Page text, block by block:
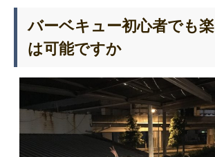
バーベキュー初心者でも
は可能ですか